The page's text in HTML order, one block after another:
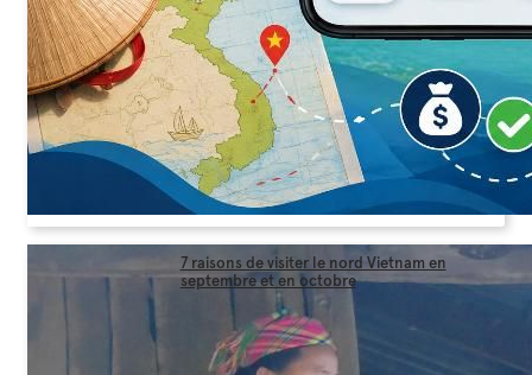
7 raisons de visiter le nord Vietnam en
septembre et en octobre